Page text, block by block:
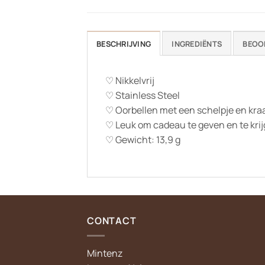
BESCHRIJVING INGREDIËNTS
♡ Nikkelvrij
♡ Stainless Steel
♡ Oorbellen met een schelpje en
♡ Leuk om cadeau te geven en te
♡ Gewicht: 13,9 g
CONTACT
Mintenz